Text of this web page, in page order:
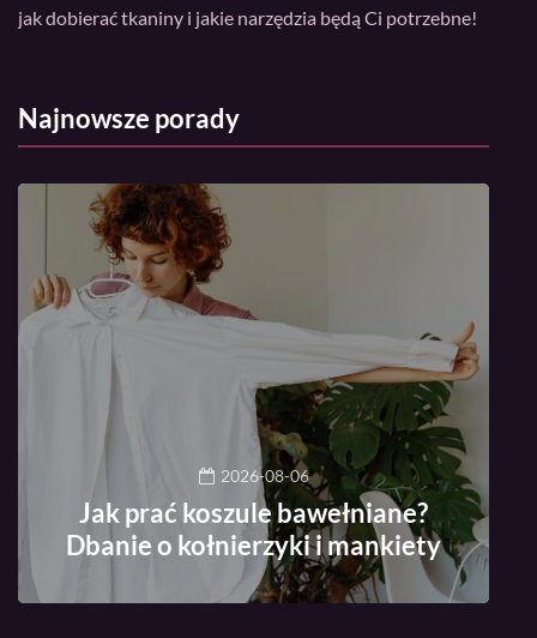
jak dobierać tkaniny i jakie narzędzia będą Ci potrzebne!
Najnowsze porady
2026-08-06
Jak prać koszule bawełniane?
Dbanie o kołnierzyki i mankiety